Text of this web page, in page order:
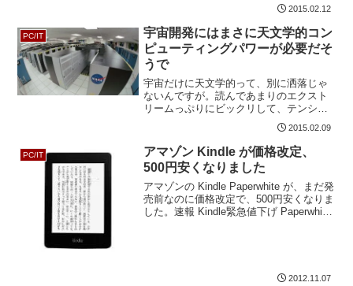
読）、未来のことを予想した書物による
と、西暦3000年にはまるでSFの世界さ...
2015.02.12
PC/IT
宇宙開発にはまさに天文学的コン
ピューティングパワーが必要だそ
うで
宇宙だけに天文学的って、別に洒落じゃ
ないんですが。読んであまりのエクスト
リームっぷりにビックリして、テンショ
ン少し上がったので、勢いでご紹介。地
球シミュレータとか京とか、あんなスン
ゴイ機械を作るのって、ただ世界ランキ
ング1位になりたいためだ...
2015.02.09
PC/IT
アマゾン Kindle が価格改定、
500円安くなりました
アマゾンの Kindle Paperwhite が、まだ発
売前なのに価格改定で、500円安くなりま
した。速報 Kindle緊急値下げ Paperwhite
2012.11.07